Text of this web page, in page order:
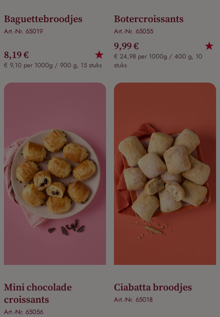
Baguettebroodjes
Art.-Nr. 65019
8,19 €
€ 9,10 per 1000g / 900 g, 15 stuks
Botercroissants
Art.-Nr. 65055
9,99 €
€ 24,98 per 1000g / 400 g, 10
stuks
Mini chocolade
croissants
Art.-Nr. 65056
Ciabatta broodjes
Art.-Nr. 65018